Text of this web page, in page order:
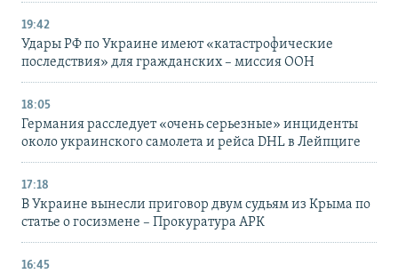
19:42
Удары РФ по Украине имеют «катастрофические
последствия» для гражданских – миссия ООН
18:05
Германия расследует «очень серьезные» инциденты
около украинского самолета и рейса DHL в Лейпциге
17:18
В Украине вынесли приговор двум судьям из Крыма по
статье о госизмене – Прокуратура АРК
16:45